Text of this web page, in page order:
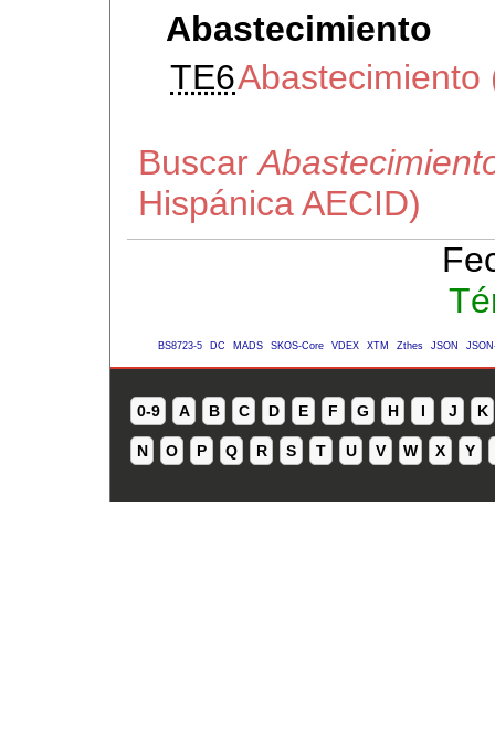
Abastecimiento
TE6Abastecimiento
Buscar
Hispánica AECID)
BS8723-5 DC MADS SKOS-Core VDEX XTM Zthes JSON
0-9 A B C D E F G H I J K
N O P Q R S T U V W X Y